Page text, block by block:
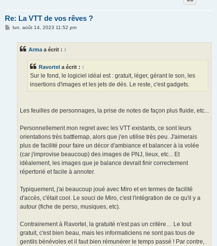
Re: La VTT de vos rêves ?
Mlun. août 14, 2023 11:52 pm
Arma a écrit : ↑
Ravortel a écrit : ↑
Sur le fond, le logiciel idéal est : gratuit, léger, gérant le son, les
insertions d'images et les jets de dés. Le reste, c'est gadgets.
Les feuilles de personnages, la prise de notes de façon plus fluide, etc...
Personnellement mon regret avec les VTT existants, ce sont leurs
orientations très battlemap, alors que j'en utilise très peu. J'aimerais
plus de facilité pour faire un décor d'ambiance et balancer à la volée
(car j'improvise beaucoup) des images de PNJ, lieux, etc... Et
idéalement, les images que je balance devrait finir correctement
répertorié et facile à annoter.
Typiquement, j'ai beaucoup joué avec Miro et en termes de facilité
d'accès, c'était cool. Le souci de Miro, c'est l'intégration de ce qu'il y a
autour (fiche de perso, musiques, etc).
Contrairement à Ravortel, la gratuité n'est pas un critère… Le tout
gratuit, c'est bien beau, mais les informaticiens ne sont pas tous de
gentils bénévoles et il faut bien rémunérer le temps passé ! Par contre,